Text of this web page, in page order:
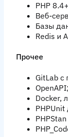
PHP
Веб-
Базы
Redis и
Прочее
GitLab с
OpenAPI;
Docker,